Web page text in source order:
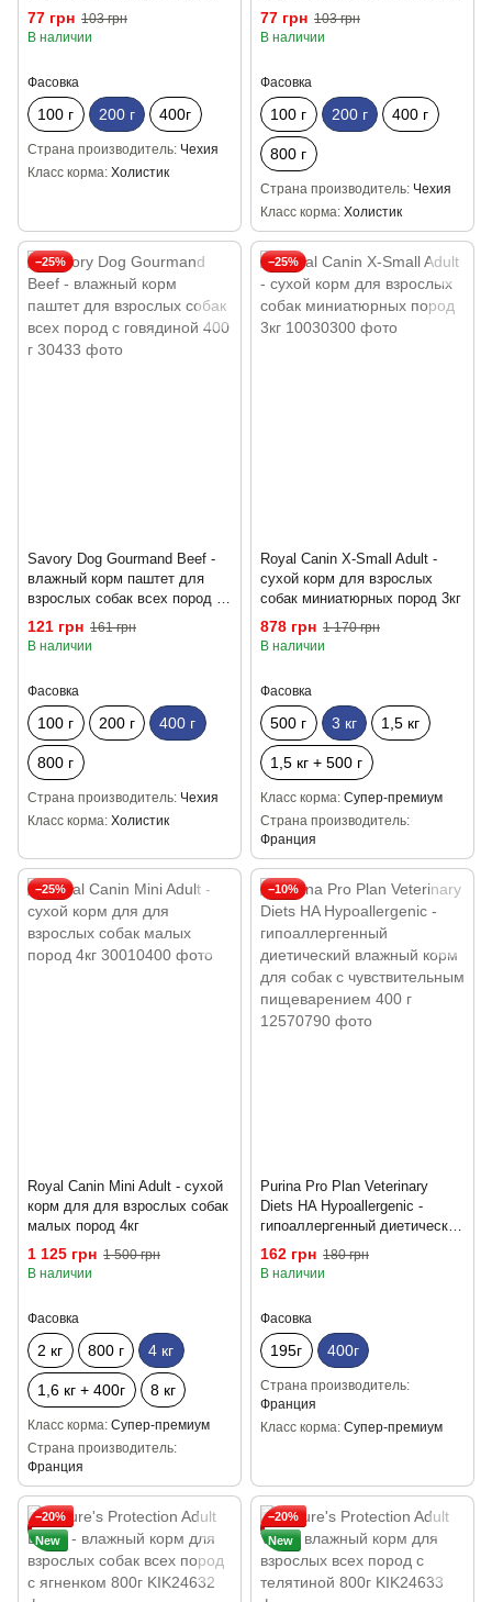
щенков всех пород с
кроликом и курицей 200 г
77 грн 103 грн
В наличии
Фасовка
100 г 200 г 400г
Страна производитель Чехия
Класс корма Холистик
четырьмя видами мяса 200 г
77 грн 103 грн
В наличии
Фасовка
100 г 200 г 400 г
800 г
Страна производитель Чехия
Класс корма Холистик
−25%
Savory Dog Gourmand Beef -
влажный корм паштет для
взрослых собак всех пород с
говядиной 400 г
121 грн 161 грн
В наличии
Фасовка
100 г 200 г 400 г
800 г
Страна производитель Чехия
Класс корма Холистик
−25%
Royal Canin X-Small Adult -
сухой корм для взрослых
собак миниатюрных пород 3кг
878 грн 1 170 грн
В наличии
Фасовка
500 г 3 кг 1,5 кг
1,5 кг + 500 г
Класс корма Супер-премиум
Страна производитель
Франция
−25%
Royal Canin Mini Adult - сухой
корм для для взрослых собак
малых пород 4кг
1 125 грн 1 500 грн
В наличии
Фасовка
2 кг 800 г 4 кг
1,6 кг + 400г 8 кг
Класс корма Супер-премиум
Страна производитель
Франция
−10%
Purina Pro Plan Veterinary
Diets HA Hypoallergenic -
гипоаллергенный диетический
влажный корм для собак с
чувствительным
162 грн 180 грн
В наличии
Фасовка
195г 400г
Страна производитель
Франция
Класс корма Супер-премиум
−20%
New
−20%
New